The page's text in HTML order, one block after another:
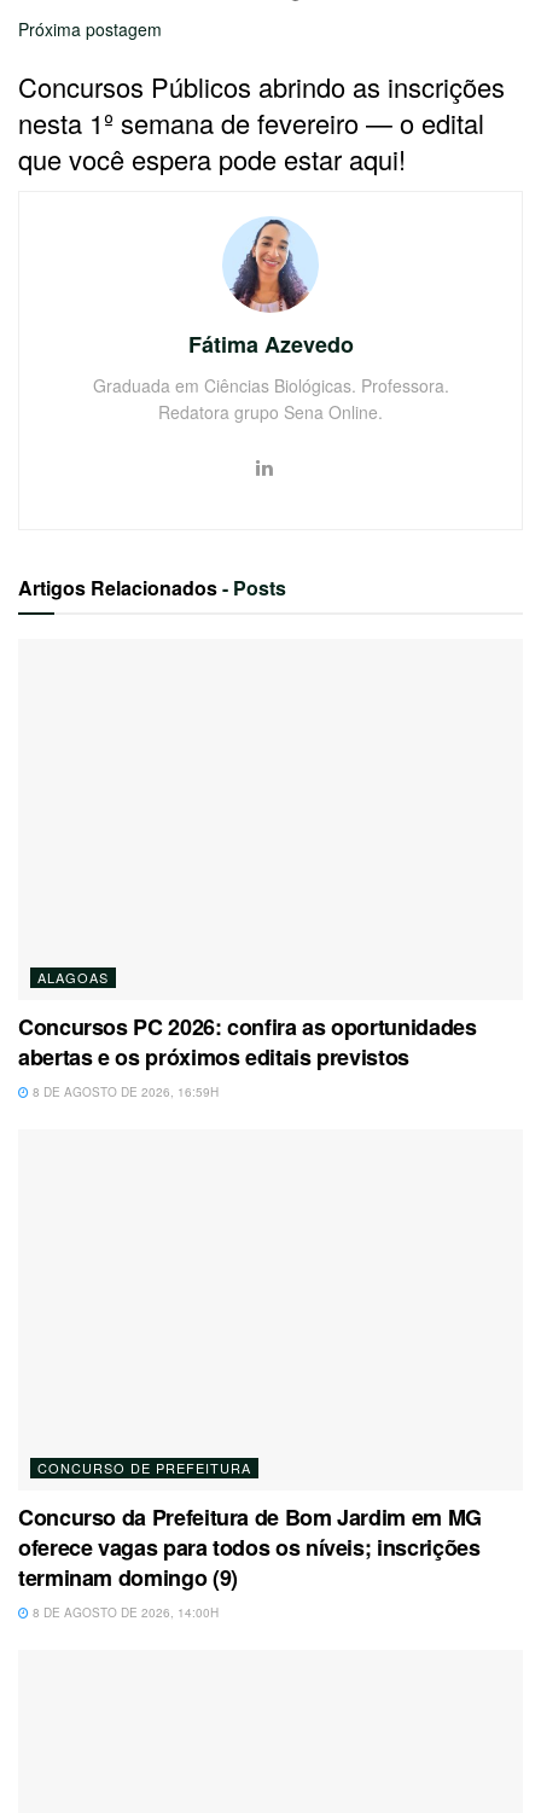
Próxima postagem
Concursos Públicos abrindo as inscrições
nesta 1º semana de fevereiro — o edital
que você espera pode estar aqui!
Fátima Azevedo
Graduada em Ciências Biológicas. Professora.
Redatora grupo Sena Online.
Artigos Relacionados- Posts
ALAGOAS
Concursos PC 2026: confira as oportunidades
abertas e os próximos editais previstos
8 DE AGOSTO DE 2026, 16:59H
CONCURSO DE PREFEITURA
Concurso da Prefeitura de Bom Jardim em MG
oferece vagas para todos os níveis; inscrições
terminam domingo (9)
8 DE AGOSTO DE 2026, 14:00H